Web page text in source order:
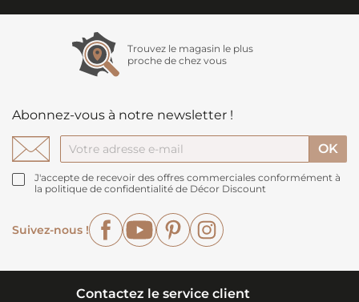
Trouvez le magasin le plus
proche de chez vous
Abonnez-vous à notre newsletter !
J'accepte de recevoir des offres commerciales conformément à
la politique de confidentialité de Décor Discount
Suivez-nous !
FacebookYouTubePinterest
Contactez le service client